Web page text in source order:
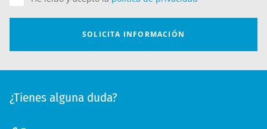
¿Tienes alguna duda?